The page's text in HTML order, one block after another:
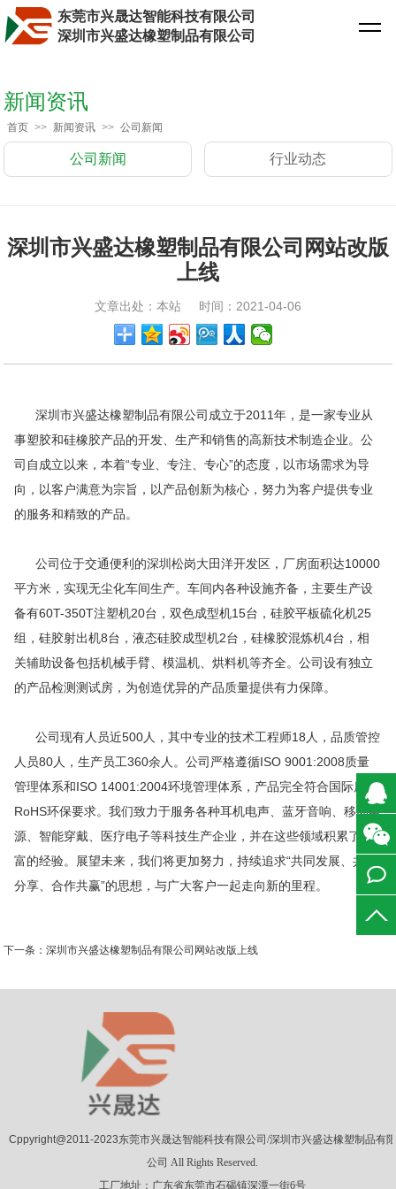
东莞市兴晟达智能科技有限公司
深圳市兴盛达橡塑制品有限公司
新闻资讯
首页 >> 新闻资讯 >> 公司新闻
公司新闻 行业动态
深圳市兴盛达橡塑制品有限公司网站改版
上线
文章出处：本站 时间：2021-04-06
深圳市兴盛达橡塑制品有限公司成立于2011年，是一家专业从
事塑胶和硅橡胶产品的开发、生产和销售的高新技术制造企业。公
司自成立以来，本着“专业、专注、专心”的态度，以市场需求为导
向，以客户满意为宗旨，以产品创新为核心，努力为客户提供专业
的服务和精致的产品。
公司位于交通便利的深圳松岗大田洋开发区，厂房面积达10000
平方米，实现无尘化车间生产。车间内各种设施齐备，主要生产设
备有60T-350T注塑机20台，双色成型机15台，硅胶平板硫化机25
组，硅胶射出机8台，液态硅胶成型机2台，硅橡胶混炼机4台，相
关辅助设备包括机械手臂、模温机、烘料机等齐全。公司设有独立
的产品检测测试房，为创造优异的产品质量提供有力保障。
公司现有人员近500人，其中专业的技术工程师18人，品质管控
人员80人，生产员工360余人。公司严格遵循ISO 9001:2008质量
管理体系和ISO 14001:2004环境管理体系，产品完全符合国际质量
RoHS环保要求。我们致力于服务各种耳机电声、蓝牙音响、移动电
源、智能穿戴、医疗电子等科技生产企业，并在这些领域积累了丰
富的经验。展望未来，我们将更加努力，持续追求“共同发展、共同
分享、合作共赢”的思想，与广大客户一起走向新的里程。
下一条：深圳市兴盛达橡塑制品有限公司网站改版上线
Cppyright@2011-2023东莞市兴晟达智能科技有限公司/深圳市兴盛达橡塑制品有限
公司 All Rights Reserved.
工厂地址：广东省东莞市石碣镇深潭一街6号
在线客
在线留